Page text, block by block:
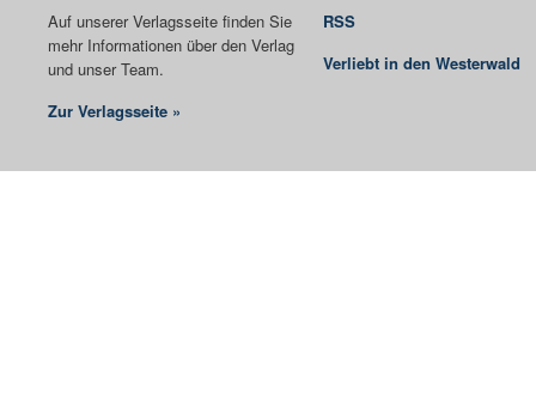
Auf unserer Verlagsseite finden Sie
mehr Informationen über den Verlag
und unser Team.
Zur Verlagsseite »
RSS
Verliebt in den Westerwald